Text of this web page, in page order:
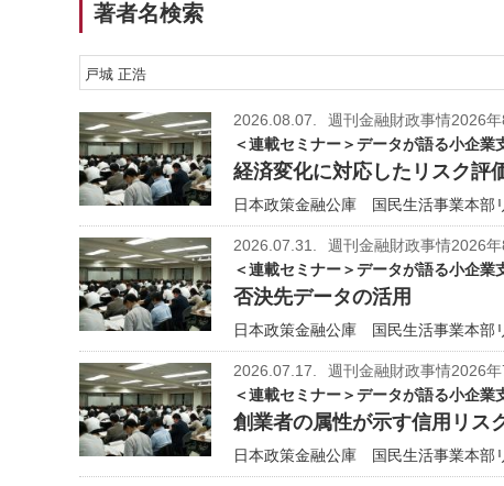
著者名検索
2026.08.07.
週刊金融財政事情2026
＜連載セミナー＞データが語る小企
経済変化に対応したリスク評
日本政策金融公庫 国民生活事業本部
2026.07.31.
週刊金融財政事情2026
＜連載セミナー＞データが語る小企
否決先データの活用
日本政策金融公庫 国民生活事業本部
2026.07.17.
週刊金融財政事情2026
＜連載セミナー＞データが語る小企
創業者の属性が示す信用リス
日本政策金融公庫 国民生活事業本部